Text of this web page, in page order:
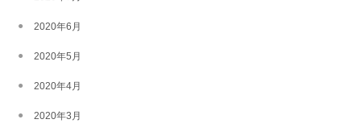
2020年6月
2020年5月
2020年4月
2020年3月